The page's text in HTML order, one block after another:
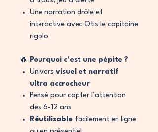
Une narration drôle et
interactive avec Otis le capitaine
rigolo
🔥 Pourquoi c’est une pépite ?
Univers visuel et narratif
ultra accrocheur
Pensé pour capter l’attention
des 6-12 ans
Réutilisable facilement en ligne